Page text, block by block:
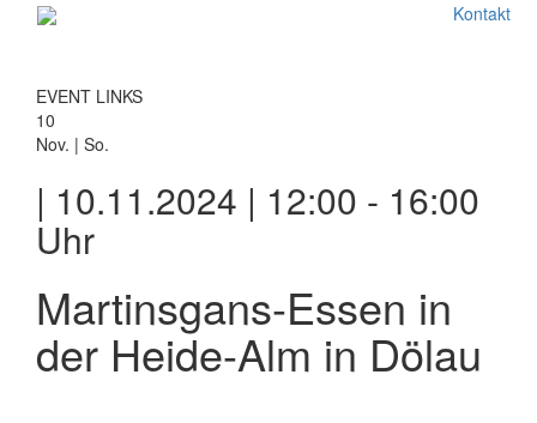
Kontakt
EVENT LINKS
10
Nov. | So.
| 10.11.2024 | 12:00 - 16:00
Uhr
Martinsgans-Essen in
der Heide-Alm in Dölau